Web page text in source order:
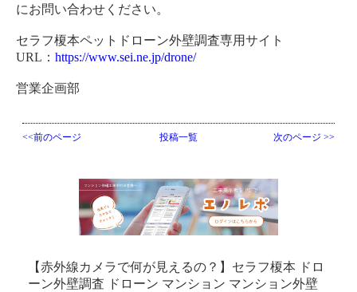
【赤外線カメラで何が見えるの？】セラフ榎本 ドロ
ーン外壁調査 ドローン マンション マンション外壁
にお問い合わせください。
セラフ榎本ペットドローン外壁調査専用サイト
URL： https://www.sei.ne.jp/drone/
営業企画部
<<前のページ 投稿一覧 次のページ >>